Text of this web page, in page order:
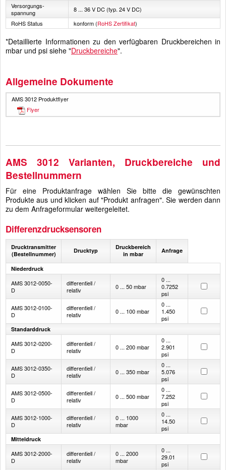
Versorgungs­
spannung
8 ... 36 V DC (typ. 24 V DC)
RoHS Status
konform (RoHS Zertifikat)
*Detaillierte Informationen zu den verfügbaren Druckbereichen in
mbar und psi siehe "Druckbereiche".
Allgemeine Dokumente
AMS 3012 Produktflyer
Flyer
AMS 3012 Varianten, Druckbereiche und
Bestellnummern
Für eine Produktanfrage wählen Sie bitte die gewünschten
Produkte aus und klicken auf "Produkt anfragen". Sie werden dann
zu dem Anfrageformular weitergeleitet.
Differenzdrucksensoren
Drucktransmitter
(Bestellnummer)
Drucktyp
Druckbereich
in mbar
Anfrage
Niederdruck
AMS 3012-0050-
D
differentiell /
relativ
0 ... 50 mbar
0 ...
0.7252
psi
AMS 3012-0100-
D
differentiell /
relativ
0 ... 100 mbar
0 ...
1.450
psi
Standarddruck
AMS 3012-0200-
D
differentiell /
relativ
0 ... 200 mbar
0 ...
2.901
psi
AMS 3012-0350-
D
differentiell /
relativ
0 ... 350 mbar
0 ...
5.076
psi
AMS 3012-0500-
D
differentiell /
relativ
0 ... 500 mbar
0 ...
7.252
psi
AMS 3012-1000-
D
differentiell /
relativ
0 ... 1000
mbar
0 ...
14.50
psi
Mitteldruck
AMS 3012-2000-
D
differentiell /
relativ
0 ... 2000
mbar
0 ...
29.01
psi